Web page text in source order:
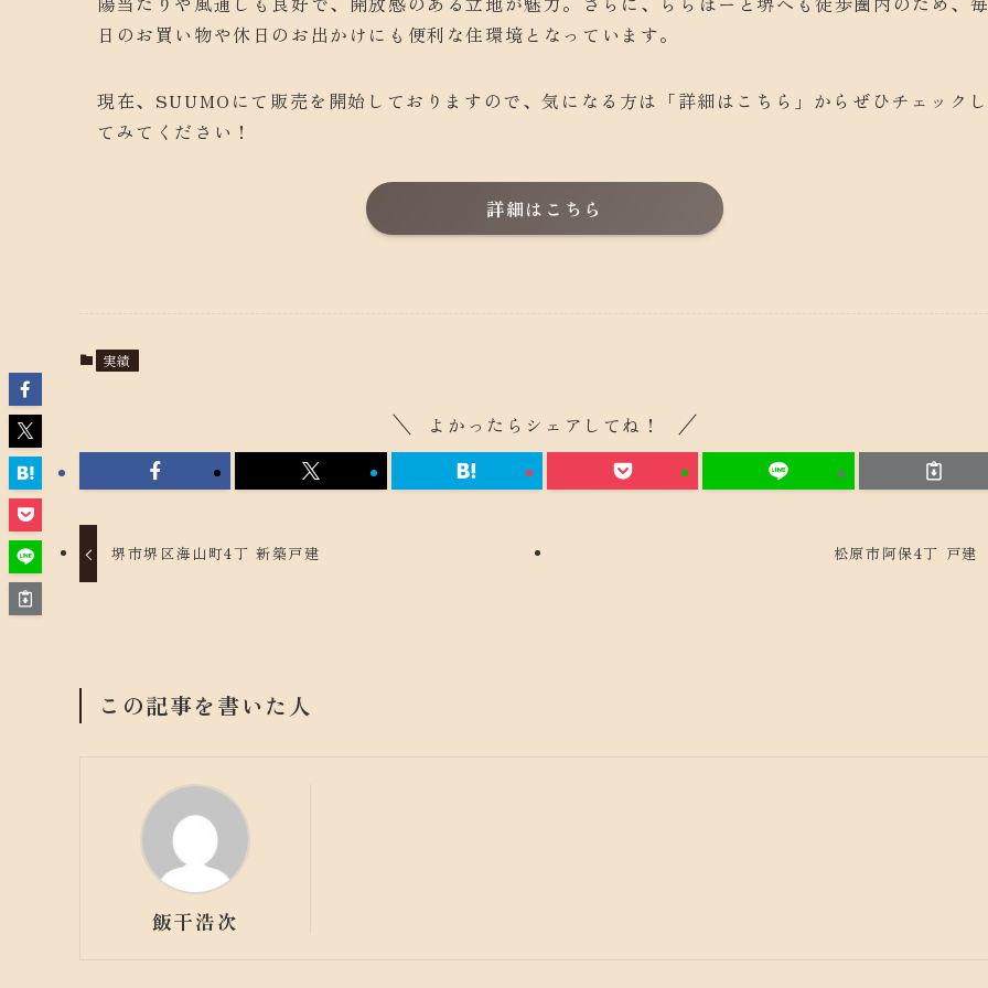
日のお買い物や休日のお出かけにも便利な住環境となっています。
現在、SUUMOにて販売を開始しておりますので、気になる方は「詳細はこちら」からぜひチェックし
てみてください！
詳細はこちら
実績
よかったらシェアしてね！
堺市堺区海山町4丁 新築戸建 松原市阿保4丁 戸建
この記事を書いた人
飯干浩次